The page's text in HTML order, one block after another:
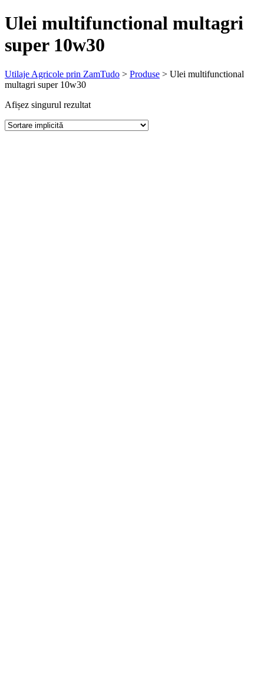
Ulei multifunctional multagri
super 10w30
Utilaje Agricole prin ZamTudo > Produse > Ulei multifunctional
multagri super 10w30
Afișez singurul rezultat